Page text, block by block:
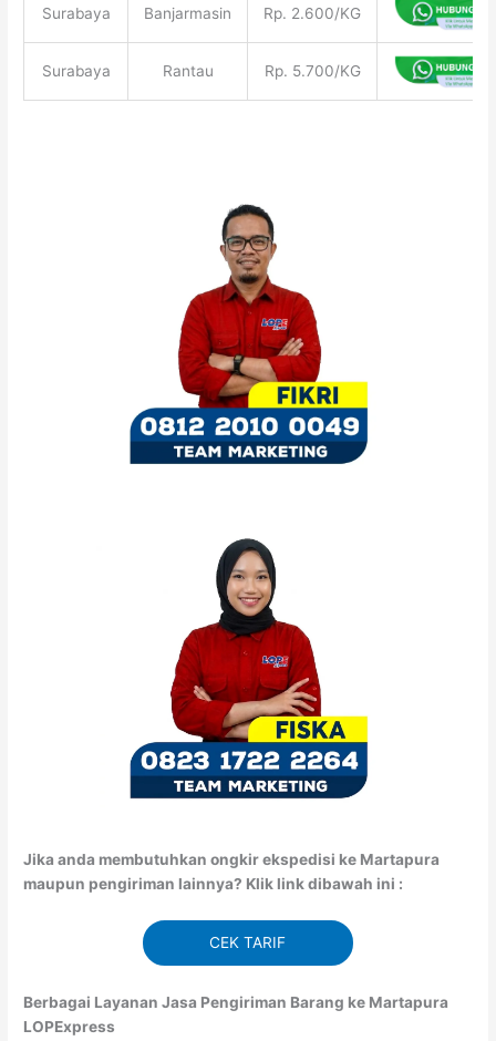
Surabaya Banjarmasin Rp. 2.600/KG
Surabaya Rantau Rp. 5.700/KG
Jika anda membutuhkan ongkir ekspedisi ke Martapura
maupun pengiriman lainnya? Klik link dibawah ini :
CEK TARIF
Berbagai Layanan Jasa Pengiriman Barang ke Martapura
LOPExpress